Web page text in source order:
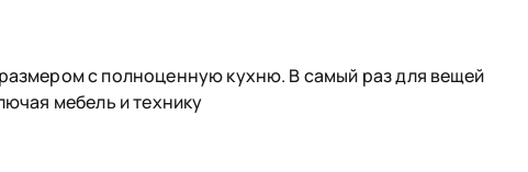
с полноценную кухню. В самый раз для вещей
мебель и технику